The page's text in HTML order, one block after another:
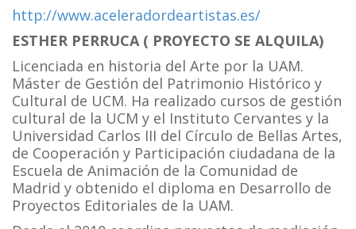
http://www.aceleradordeartistas.es/
ESTHER PERRUCA ( PROYECTO SE ALQUILA)
Licenciada en historia del Arte por la UAM.
Máster de Gestión del Patrimonio Histórico y
Cultural de UCM. Ha realizado cursos de gestión
cultural de la UCM y el Instituto Cervantes y la
Universidad Carlos III del Círculo de Bellas Artes,
de Cooperación y Participación ciudadana de la
Escuela de Animación de la Comunidad de
Madrid y obtenido el diploma en Desarrollo de
Proyectos Editoriales de la UAM.